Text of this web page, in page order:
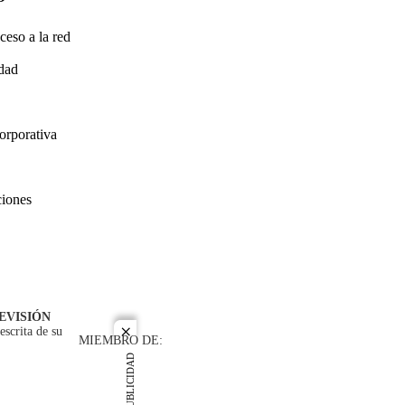
close
PUBLICIDAD
a la red
de su
MIEMBRO DE: